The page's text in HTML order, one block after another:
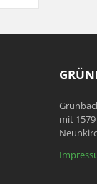
mit